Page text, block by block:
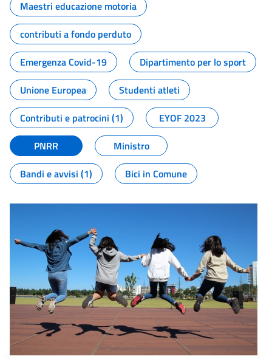
Maestri educazione motoria
contributi a fondo perduto
Emergenza Covid-19
Dipartimento per lo sport
Unione Europea
Studenti atleti
Contributi e patrocini (1)
EYOF 2023
PNRR
Ministro
Bandi e avvisi (1)
Bici in Comune